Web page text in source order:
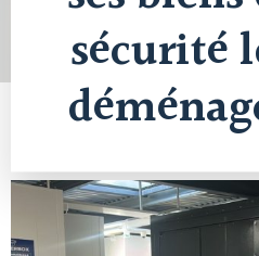
sécurité